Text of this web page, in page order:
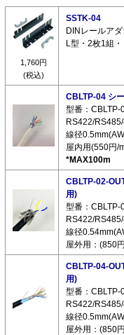
1,760円
(税込)
SSTK-04
DINレールア
L型・2枚1組
CBLTP-04 シ
型番：CBLTP-
RS422/
線径
屋内用(550円/
*MAX100m
CBLTP-02-
用)
型番：CBLTP-
RS422/
線径
屋外用：(850
CBLTP-04-
用)
型番：CBLTP-
RS422/
線径
屋外用：(850